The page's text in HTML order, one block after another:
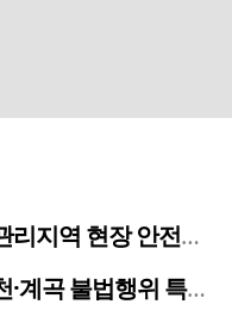
현장 안전점검 실시
불법행위 특별단속